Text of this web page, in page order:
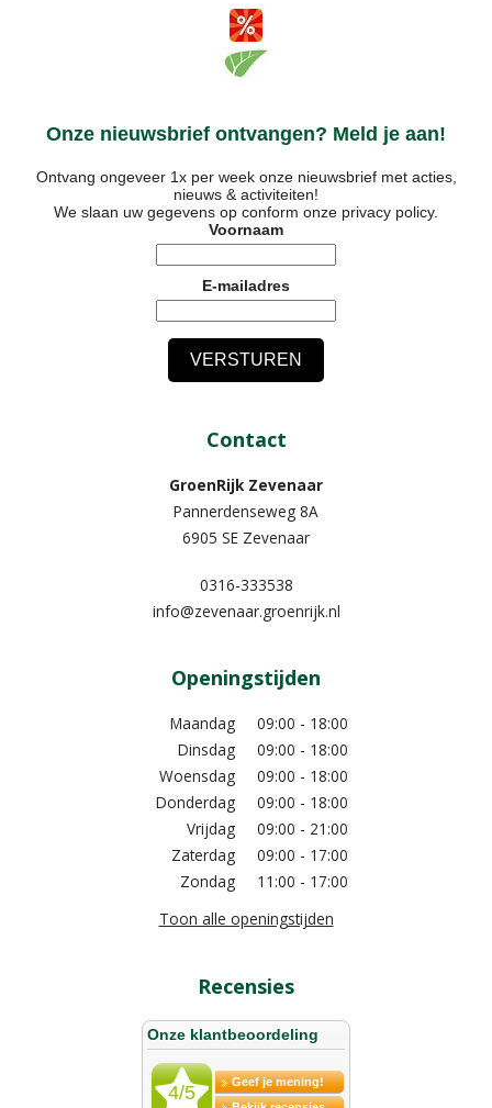
Onze nieuwsbrief ontvangen? Meld je aan!
Ontvang ongeveer 1x per week onze nieuwsbrief met acties,
nieuws & activiteiten!
We slaan uw gegevens op conform onze privacy policy.
Voornaam
E-mailadres
Contact
GroenRijk Zevenaar​
Pannerdenseweg 8A
6905 SE Zevenaar
0316-333538
info@zevenaar.groenrijk.nl
Openingstijden
Maandag
09:00 - 18:00
Dinsdag
09:00 - 18:00
Woensdag
09:00 - 18:00
Donderdag
09:00 - 18:00
Vrijdag
09:00 - 21:00
Zaterdag
09:00 - 17:00
Zondag
11:00 - 17:00
Toon alle openingstijden
Recensies